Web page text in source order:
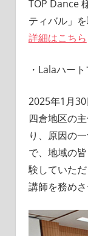
TOP Dance
ティバル」
詳細はこちら
・Lalaハー
2025年1月
四倉地区の
り、原因の
で、地域の
験していた
講師を務めさ